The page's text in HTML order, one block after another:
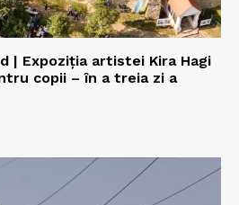
| Expoziţia artistei Kira Hagi
copii – în a treia zi a